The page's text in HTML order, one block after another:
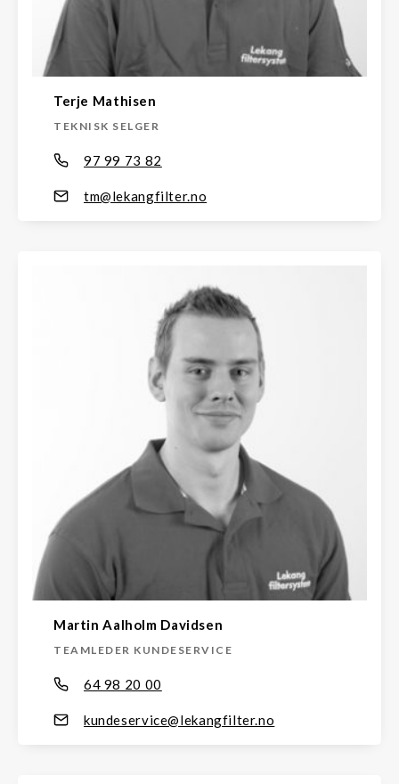
Terje Mathisen
TEKNISK SELGER
97 99 73 82
tm@lekangfilter.no
Martin Aalholm Davidsen
TEAMLEDER KUNDESERVICE
64 98 20 00
kundeservice@lekangfilter.no